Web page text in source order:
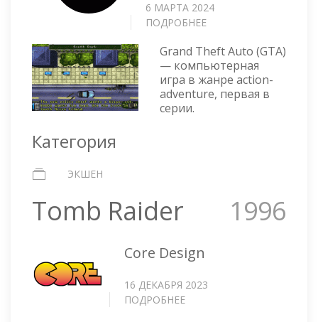
6 МАРТА 2024
ПОДРОБНЕЕ
THEFT
AUTO
Grand Theft Auto (GTA)
— компьютерная
игра в жанре action-
adventure, первая в
серии.
Категория
ЭКШЕН
Tomb Raider 1996
Core Design
16 ДЕКАБРЯ 2023
ПОДРОБНЕЕ